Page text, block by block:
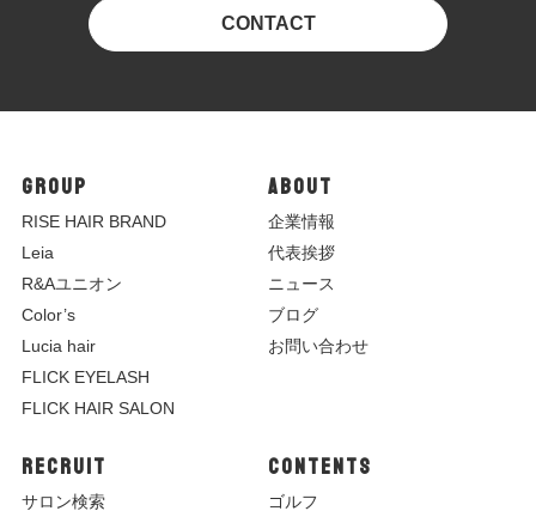
CONTACT
GROUP
RISE HAIR BRAND
Leia
R&Aユニオン
Color’s
Lucia hair
FLICK EYELASH
FLICK HAIR SALON
ABOUT
企業情報
代表挨拶
ニュース
ブログ
お問い合わせ
RECRUIT
サロン検索
CONTENTS
ゴルフ